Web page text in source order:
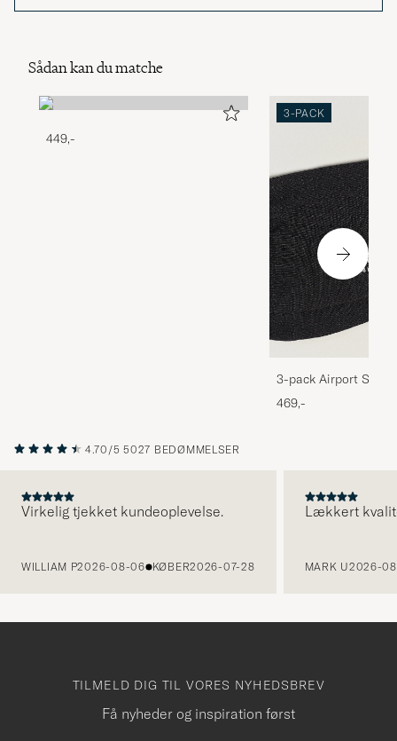
Sådan kan du matche
449,-
3-PACK
3-pack Airport
Melange
469,-
4.70/5 5027 BEDØMMELSER
Virkelig tjekket kundeoplevelse.
WILLIAM P2026-08-06 KØBER2026-07-28
Lækkert
MARK U2026-
TILMELD DIG TIL VORES NYHEDSBREV
Få nyheder og inspiration først